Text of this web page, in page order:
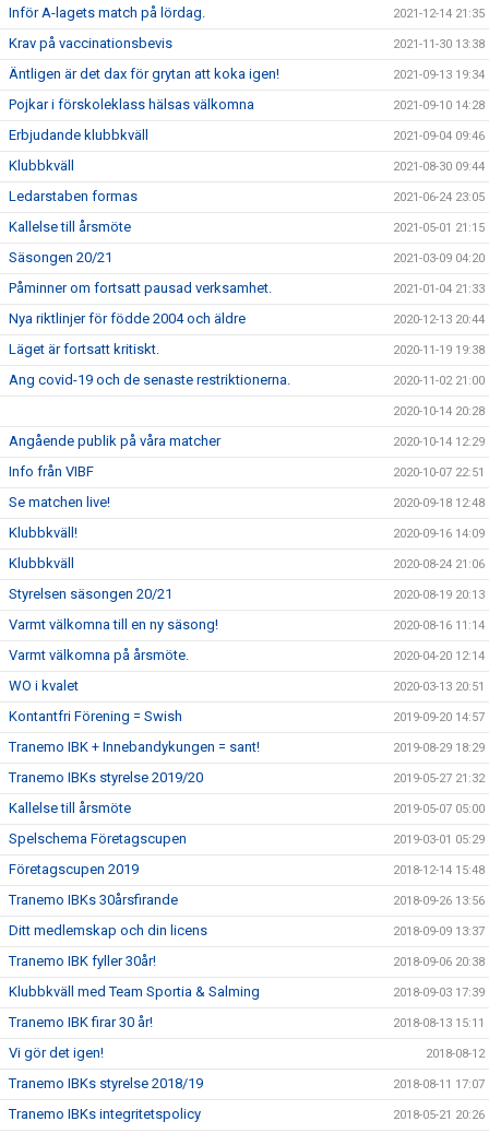
Inför A-lagets match på lördag. 2021-12-14 21:35
Krav på vaccinationsbevis 2021-11-30 13:38
Äntligen är det dax för grytan att koka igen! 2021-09-13 19:34
Pojkar i förskoleklass hälsas välkomna 2021-09-10 14:28
Erbjudande klubbkväll 2021-09-04 09:46
Klubbkväll 2021-08-30 09:44
Ledarstaben formas 2021-06-24 23:05
Kallelse till årsmöte 2021-05-01 21:15
Säsongen 20/21 2021-03-09 04:20
Påminner om fortsatt pausad verksamhet. 2021-01-04 21:33
Nya riktlinjer för födde 2004 och äldre 2020-12-13 20:44
Läget är fortsatt kritiskt. 2020-11-19 19:38
Ang covid-19 och de senaste restriktionerna. 2020-11-02 21:00
2020-10-14 20:28
Angående publik på våra matcher 2020-10-14 12:29
Info från VIBF 2020-10-07 22:51
Se matchen live! 2020-09-18 12:48
Klubbkväll! 2020-09-16 14:09
Klubbkväll 2020-08-24 21:06
Styrelsen säsongen 20/21 2020-08-19 20:13
Varmt välkomna till en ny säsong! 2020-08-16 11:14
Varmt välkomna på årsmöte. 2020-04-20 12:14
WO i kvalet 2020-03-13 20:51
Kontantfri Förening = Swish 2019-09-20 14:57
Tranemo IBK + Innebandykungen = sant! 2019-08-29 18:29
Tranemo IBKs styrelse 2019/20 2019-05-27 21:32
Kallelse till årsmöte 2019-05-07 05:00
Spelschema Företagscupen 2019-03-01 05:29
Företagscupen 2019 2018-12-14 15:48
Tranemo IBKs 30årsfirande 2018-09-26 13:56
Ditt medlemskap och din licens 2018-09-09 13:37
Tranemo IBK fyller 30år! 2018-09-06 20:38
Klubbkväll med Team Sportia & Salming 2018-09-03 17:39
Tranemo IBK firar 30 år! 2018-08-13 15:11
Vi gör det igen! 2018-08-12
Tranemo IBKs styrelse 2018/19 2018-08-11 17:07
Tranemo IBKs integritetspolicy 2018-05-21 20:26